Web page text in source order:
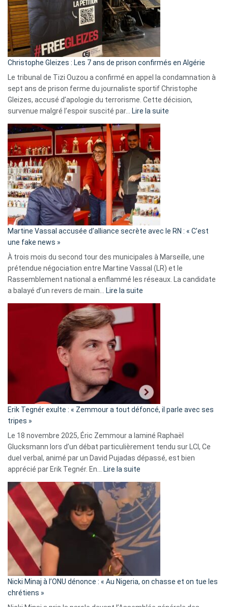
Slovénie
rejettent
la
présence
d’Israël
Christophe Gleizes : Les 7 ans de prison confirmés en Algérie
Le tribunal de Tizi Ouzou a confirmé en appel la condamnation à
sept ans de prison ferme du journaliste sportif Christophe
Gleizes, accusé d’apologie du terrorisme. Cette décision,
survenue malgré l’espoir suscité par…
Lire la suite
Algérie
Martine Vassal accusée d’alliance secrète avec le RN : « C’est
une fake news »
À trois mois du second tour des municipales à Marseille, une
prétendue négociation entre Martine Vassal (LR) et le
Rassemblement national a enflammé les réseaux. La candidate
a balayé d’un revers de main…
Lire la suite
d’alliance
secrète
«
C’est
fake
news
»
Erik Tegnér exulte : « Zemmour a tout défoncé, il parle avec ses
tripes »
Le 18 novembre 2025, Éric Zemmour a laminé Raphaël
Glucksmann lors d’un débat particulièrement tendu sur LCI, Ce
duel verbal, animé par un David Pujadas dépassé, est bien
apprécié par Erik Tegnér. En…
Lire la suite
Tegnér
exulte
« Zemmour
a
tout
parle
ses
Nicki Minaj à l’ONU dénonce : « Au Nigeria, on chasse et on tue les
chrétiens »